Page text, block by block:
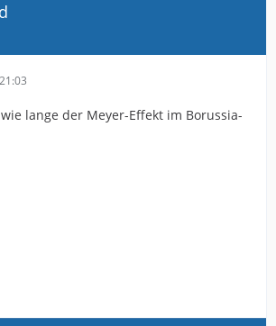
lange der Meyer-Effekt im Borussia-